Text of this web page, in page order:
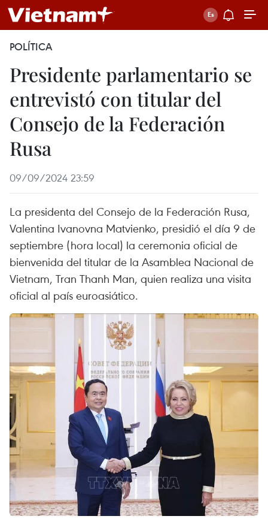
POLÍTICA
Presidente parlamentario se
entrevistó con titular del
Consejo de la Federación
Rusa
09/09/2024 23:59
La presidenta del Consejo de la Federación Rusa,
Valentina Ivanovna Matvienko, presidió el día 9 de
septiembre (hora local) la ceremonia oficial de
bienvenida del titular de la Asamblea Nacional de
Vietnam, Tran Thanh Man, quien realiza una visita
oficial al país euroasiático.